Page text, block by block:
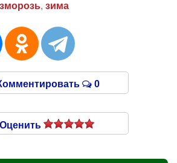
, зима
0
Оценить